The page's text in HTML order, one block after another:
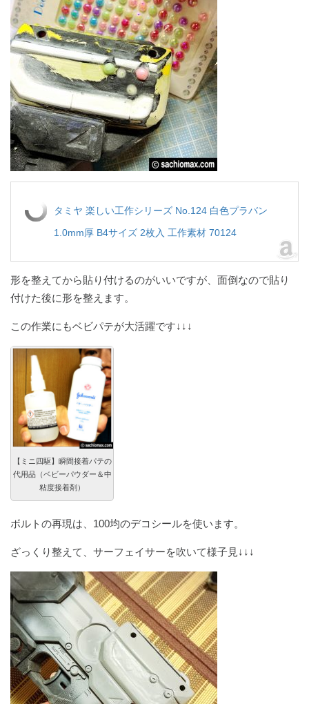
タミヤ 楽しい工作シリーズ No.124 白色プラバン
1.0mm厚 B4サイズ 2枚入 工作素材 70124
形を整えてから貼り付けるのがいいですが、面倒なので貼り
付けた後に形を整えます。
この作業にもベビパテが大活躍です↓↓↓
【ミニ四駆】瞬間接着パテの
代用品（ベビーパウダー＆中
粘度接着剤）
ボルトの再現は、100均のデコシールを使います。
ざっくり整えて、サーフェイサーを吹いて様子見↓↓↓